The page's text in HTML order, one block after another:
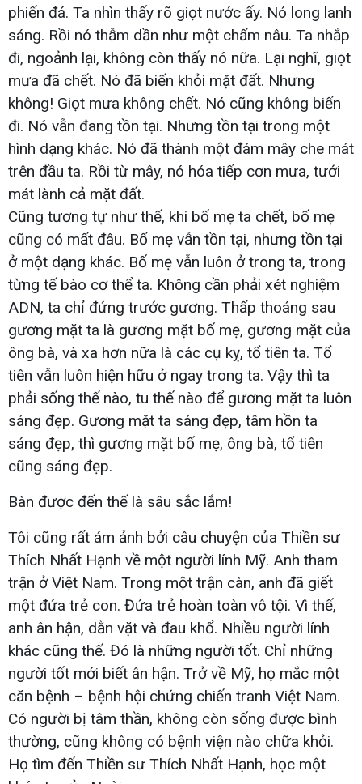
phiến đá. Ta nhìn thấy rõ giọt nước ấy. Nó long lanh
sáng. Rồi nó thẫm dần như một chấm nâu. Ta nhắp
đi, ngoảnh lại, không còn thấy nó nữa. Lại nghĩ, giọt
mưa đã chết. Nó đã biến khỏi mặt đất. Nhưng
không! Giọt mưa không chết. Nó cũng không biến
đi. Nó vẫn đang tồn tại. Nhưng tồn tại trong một
hình dạng khác. Nó đã thành một đám mây che mát
trên đầu ta. Rồi từ mây, nó hóa tiếp cơn mưa, tưới
mát lành cả mặt đất.
Cũng tương tự như thế, khi bố mẹ ta chết, bố mẹ
cũng có mất đâu. Bố mẹ vẫn tồn tại, nhưng tồn tại
ở một dạng khác. Bố mẹ vẫn luôn ở trong ta, trong
từng tế bào cơ thể ta. Không cần phải xét nghiệm
ADN, ta chỉ đứng trước gương. Thấp thoáng sau
gương mặt ta là gương mặt bố mẹ, gương mặt của
ông bà, và xa hơn nữa là các cụ kỵ, tổ tiên ta. Tổ
tiên vẫn luôn hiện hữu ở ngay trong ta. Vậy thì ta
phải sống thế nào, tu thế nào để gương mặt ta luôn
sáng đẹp. Gương mặt ta sáng đẹp, tâm hồn ta
sáng đẹp, thì gương mặt bố mẹ, ông bà, tổ tiên
cũng sáng đẹp.
Bàn được đến thế là sâu sắc lắm!
Tôi cũng rất ám ảnh bởi câu chuyện của Thiền sư
Thích Nhất Hạnh về một người lính Mỹ. Anh tham
trận ở Việt Nam. Trong một trận càn, anh đã giết
một đứa trẻ con. Đứa trẻ hoàn toàn vô tội. Vì thế,
anh ân hận, dằn vặt và đau khổ. Nhiều người lính
khác cũng thế. Đó là những người tốt. Chỉ những
người tốt mới biết ân hận. Trở về Mỹ, họ mắc một
căn bệnh – bệnh hội chứng chiến tranh Việt Nam.
Có người bị tâm thần, không còn sống được bình
thường, cũng không có bệnh viện nào chữa khỏi.
Họ tìm đến Thiền sư Thích Nhất Hạnh, học một